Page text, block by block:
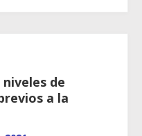
de
a la